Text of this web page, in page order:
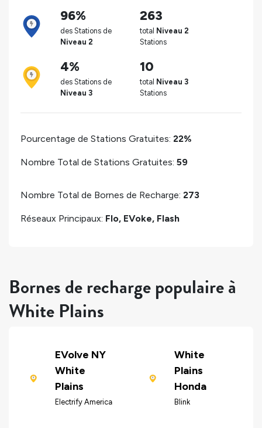
96%
des Stations de
Niveau 2
263
total Niveau 2
Stations
4%
des Stations de
Niveau 3
10
total Niveau 3
Stations
Pourcentage de Stations Gratuites: 22%
Nombre Total de Stations Gratuites: 59
Nombre Total de Bornes de Recharge: 273
Réseaux Principaux: Flo, EVoke, Flash
Bornes de recharge populaire à
White Plains
EVolve NY
White
Plains
Electrify America
White
Plains
Honda
Blink